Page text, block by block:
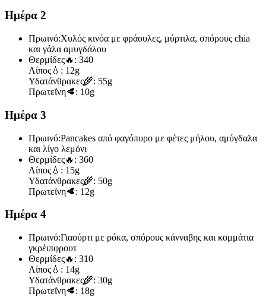
Ημέρα 2
Πρωινό:Χυλός κινόα με φράουλες, μύρτιλα, σπόρους chia
και γάλα αμυγδάλου
Θερμίδες🔥: 340
Λίπος 💧: 12g
Υδατάνθρακες🌾: 55g
Πρωτεΐνη🥩: 10g
Ημέρα 3
Πρωινό:Pancakes από φαγόπυρο με φέτες μήλου, αμύγδαλα
και λίγο λεμόνι
Θερμίδες🔥: 360
Λίπος 💧: 15g
Υδατάνθρακες🌾: 50g
Πρωτεΐνη🥩: 12g
Ημέρα 4
Πρωινό:Γιαούρτι με ρόκα, σπόρους κάνναβης και κομμάτια
γκρέιπφρουτ
Θερμίδες🔥: 310
Λίπος 💧: 14g
Υδατάνθρακες🌾: 30g
Πρωτεΐνη🥩: 18g